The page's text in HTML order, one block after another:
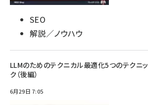
SEO
解説／ノウハウ
LLMのためのテクニカル最適化5つのテクニッ
ク（後編）
6月29日 7:05